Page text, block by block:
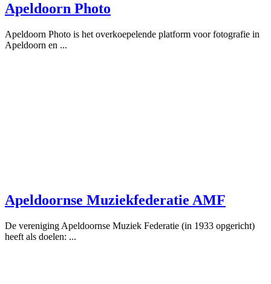
Apeldoorn Photo
Apeldoorn Photo is het overkoepelende platform voor fotografie in
Apeldoorn en ...
Apeldoornse Muziekfederatie AMF
De vereniging Apeldoornse Muziek Federatie (in 1933 opgericht)
heeft als doelen: ...